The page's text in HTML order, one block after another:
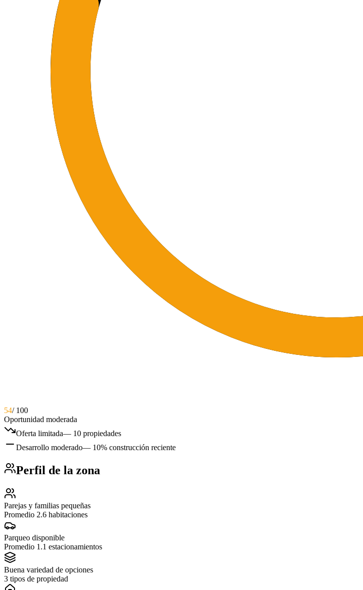
54/ 100
Oportunidad moderada
Oferta limitada— 10 propiedades
Desarrollo moderado— 10% construcción reciente
Perfil de la zona
Parejas y familias pequeñas
Promedio 2.6 habitaciones
Parqueo disponible
Promedio 1.1 estacionamientos
Buena variedad de opciones
3 tipos de propiedad